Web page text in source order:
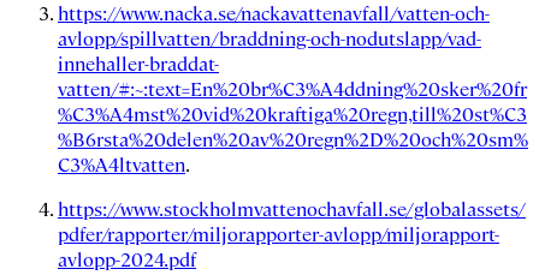
https://www.nacka.se/nackavattenavfall/vatten-och-
avlopp/spillvatten/braddning-och-nodutslapp/vad-
innehaller-braddat-
vatten/#:~:text=En%20br%C3%A4ddning%20sker%20fr
%C3%A4mst%20vid%20kraftiga%20regn,till%20st%C3
%B6rsta%20delen%20av%20regn%2D%20och%20sm%
C3%A4ltvatten.
https://www.stockholmvattenochavfall.se/globalassets/
pdfer/rapporter/miljorapporter-avlopp/miljorapport-
avlopp-2024.pdf